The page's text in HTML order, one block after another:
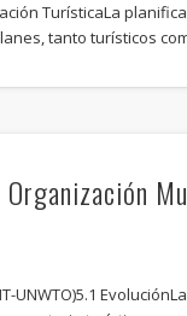
TurísticaLa
tanto turísticos
UNWTO)5.1